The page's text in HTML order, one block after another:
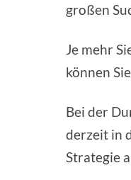
großen
Je mehr
können
Bei der
derzeit in
Strategie